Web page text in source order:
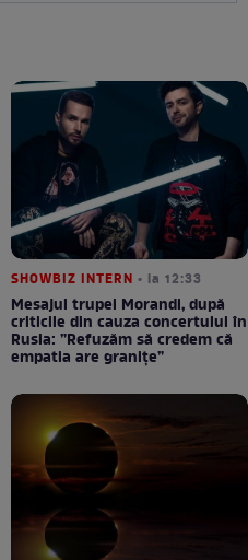
SHOWBIZ INTERN • la 12:33
Mesajul trupei Morandi, după
criticile din cauza concertului în
Rusia: ”Refuzăm să credem că
empatia are granițe”